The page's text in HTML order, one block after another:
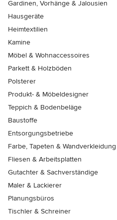
Gardinen, Vorhänge & Jalousien
Hausgeräte
Heimtextilien
Kamine
Möbel & Wohnaccessoires
Parkett & Holzböden
Polsterer
Produkt- & Möbeldesigner
Teppich & Bodenbeläge
Baustoffe
Entsorgungsbetriebe
Farbe, Tapeten & Wandverkleidung
Fliesen & Arbeitsplatten
Gutachter & Sachverständige
Maler & Lackierer
Planungsbüros
Tischler & Schreiner